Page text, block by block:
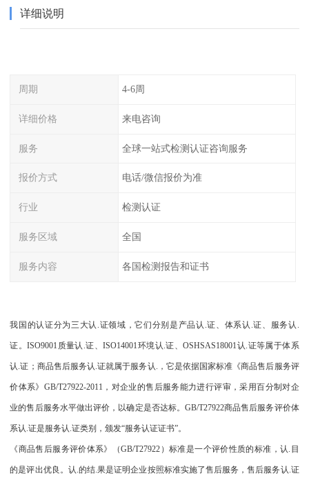
详细说明
周期 4-6周
详细价格 来电咨询
服务 全球一站式检测认证咨询服务
报价方式 电话/微信报价为准
行业 检测认证
服务区域 全国
服务内容 各国检测报告和证书
我国的认证分为三大认.证领域，它们分别是产品认.证、体系认.证、服务认.
证。ISO9001质量认.证、ISO14001环境认.证、OSHSAS18001认.证等属于体系
认.证；商品售后服务认.证就属于服务认.，它是依据国家标准《商品售后服务评
价体系》GB/T27922-2011，对企业的售后服务能力进行评审，采用百分制对企
业的售后服务水平做出评价，以确定是否达标。GB/T27922商品售后服务评价体
系认.证是服务认.证类别，颁发“服务认证证书”。
《商品售后服务评价体系》（GB/T27922）标准是一个评价性质的标准，认.目
的是评出优良。认.的结.果是证明企业按照标准实施了售后服务，售后服务认.证